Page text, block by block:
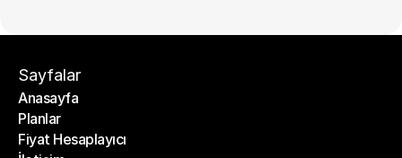
Sayfalar
Anasayfa
Anasayfa
Planlar
Planlar
Fiyat Hesaplayıcı